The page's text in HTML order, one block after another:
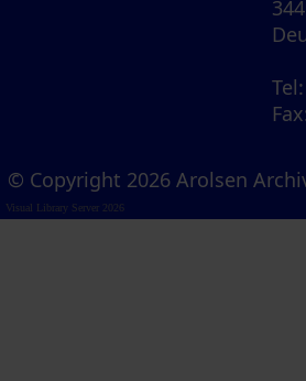
Tel
Fax
© Copyright 2026 Arolsen
Visual Library Server 2026